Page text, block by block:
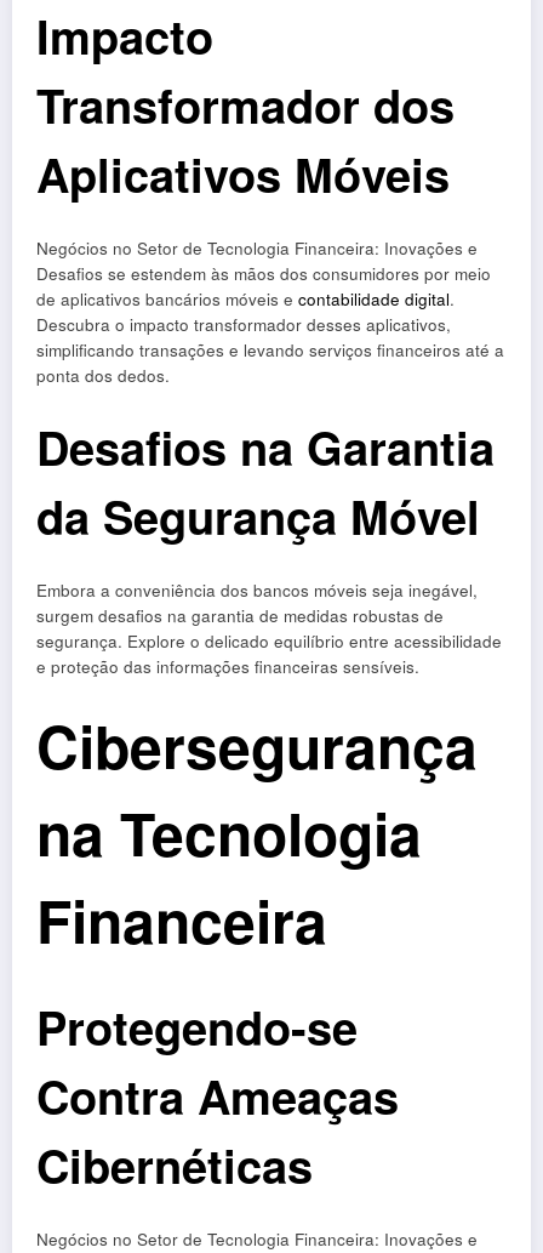
Impacto
Transformador dos
Aplicativos Móveis
Negócios no Setor de Tecnologia Financeira: Inovações e
Desafios se estendem às mãos dos consumidores por meio
de aplicativos bancários móveis e contabilidade digital.
Descubra o impacto transformador desses aplicativos,
simplificando transações e levando serviços financeiros até a
ponta dos dedos.
Desafios na Garantia
da Segurança Móvel
Embora a conveniência dos bancos móveis seja inegável,
surgem desafios na garantia de medidas robustas de
segurança. Explore o delicado equilíbrio entre acessibilidade
e proteção das informações financeiras sensíveis.
Cibersegurança
na Tecnologia
Financeira
Protegendo-se
Contra Ameaças
Cibernéticas
Negócios no Setor de Tecnologia Financeira: Inovações e